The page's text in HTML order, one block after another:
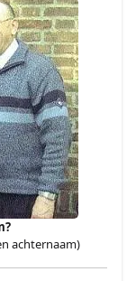
achternaam)